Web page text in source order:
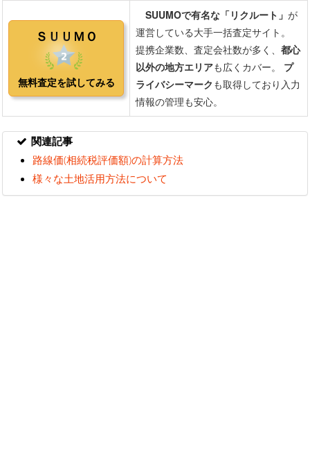
関連記事
路線価(相続税評価額)の計算方法
様々な土地活用方法について